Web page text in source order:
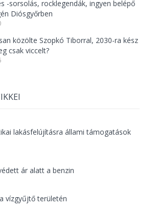
-sorsolás, rocklegendák, ingyen belépő
Diósgyőrben
közölte Szopkó Tiborral, 2030-ra kész
csak viccelt?
lakásfelújításra állami támogatások
ár alatt a benzin
vízgyűjtő területén